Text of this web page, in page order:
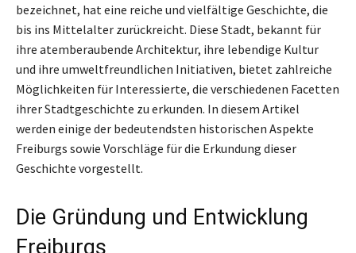
bezeichnet, hat eine reiche und vielfältige Geschichte, die
bis ins Mittelalter zurückreicht. Diese Stadt, bekannt für
ihre atemberaubende Architektur, ihre lebendige Kultur
und ihre umweltfreundlichen Initiativen, bietet zahlreiche
Möglichkeiten für Interessierte, die verschiedenen Facetten
ihrer Stadtgeschichte zu erkunden. In diesem Artikel
werden einige der bedeutendsten historischen Aspekte
Freiburgs sowie Vorschläge für die Erkundung dieser
Geschichte vorgestellt.
Die Gründung und Entwicklung
Freiburgs